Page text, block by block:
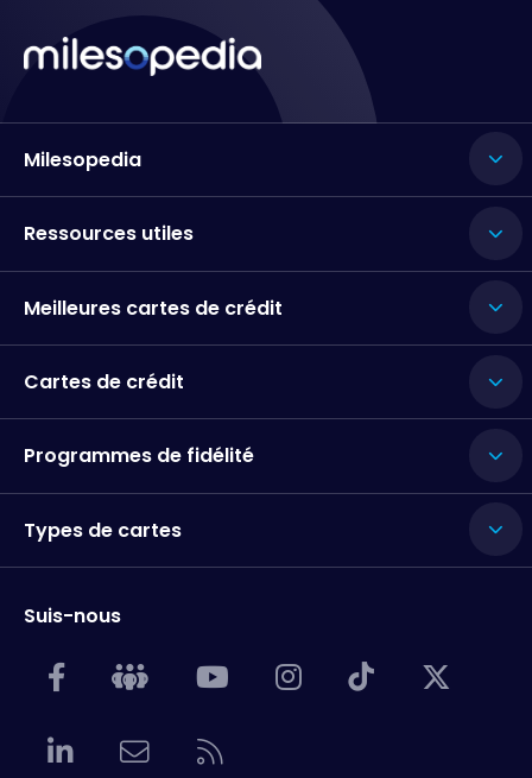
Milesopedia
Ressources utiles
Meilleures cartes de crédit
Cartes de crédit
Programmes de fidélité
Types de cartes
Suis-nous